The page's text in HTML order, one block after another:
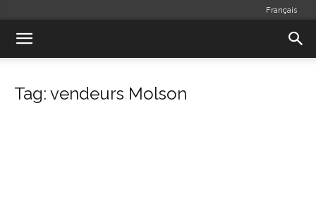
Français
Tag: vendeurs Molson